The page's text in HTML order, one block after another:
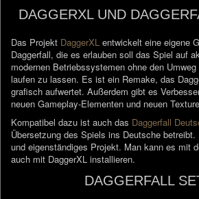
DAGGERXL UND
Das Projekt DaggerXL entwickelt eine eigene
Daggerfall, die es erlauben soll das Spiel auf
modernen Betriebssystemen ohne den
laufen zu lassen. Es ist ein Remake, das
grafisch aufwertet. Außerdem gibt es
neuen Gameplay-Elementen und neuen
Kompatibel dazu ist auch das Daggerfall
Übersetzung des Spiels ins Deutsche
und eigenständiges Projekt. Man kann es mit
auch mit DaggerXL installieren.
DAGGERFALL